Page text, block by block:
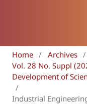
Home / Archives /
Vol. 28 No. Suppl
Development of
/
Industrial